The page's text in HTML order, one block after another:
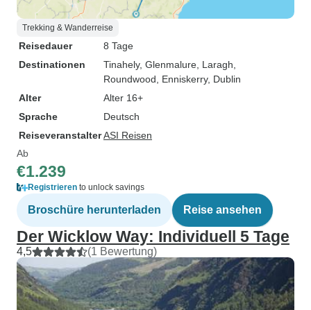
Trekking & Wanderreise
Reisedauer
8 Tage
Destinationen
Tinahely, Glenmalure , Laragh
Roundwood , Enniskerry, Dublin
Alter
Alter 16+
Sprache
Deutsch
ReiseveranstalterASI Reisen
Ab
€1.239
Registrieren to unlock savings
Broschüre herunterladen Reise ansehen
Der Wicklow Way: Individuell 5 Tage
4,5 (1 Bewertung)